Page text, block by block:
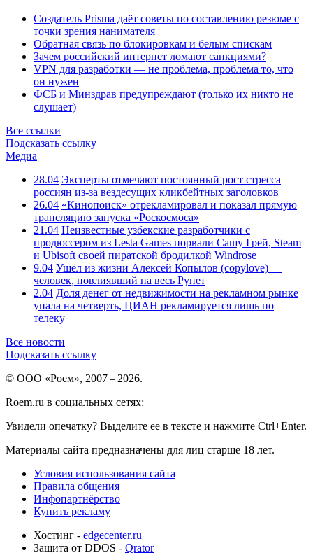
Создатель Prisma даёт советы по составлению резюме с
точки зрения нанимателя
Обратная связь по блокировкам и белым спискам
Зачем российский интернет ломают санкциями?
VPN для разработки — не проблема, проблема то, что
он нужен
ФСБ и Минздрав предупреждают (только их никто не
слушает)
Все ссылки
Подсказать ссылку
Медиа
28.04 Эксперты отмечают постоянный рост стресса
россиян из-за вездесущих кликбейтных заголовков
26.04 «Кинопоиск» отрекламировал и показал прямую
трансляцию запуска «Роскосмоса»
21.04 Неизвестные узбекские разработчики с
продюссером из Lesta Games порвали Сашу Грей, Steam
и Ubisoft своей пиратской бродилкой Windrose
9.04 Ушёл из жизни Алексей Копылов (copylove) —
человек, повлиявший на весь Рунет
2.04 Доля денег от недвижимости на рекламном рынке
упала на четверть, ЦИАН рекламируется лишь по
телеку
Все новости
Подсказать ссылку
© ООО «Роем», 2007 – 2026.
Roem.ru в социальных сетях:
Увидели опечатку? Выделите ее в тексте и нажмите Ctrl+Enter.
Материалы сайта предназначены для лиц старше 18 лет.
Условия использования сайта
Правила общения
Инфопартнёрство
Купить рекламу
Хостинг - edgecenter.ru
Защита от DDOS - Qrator